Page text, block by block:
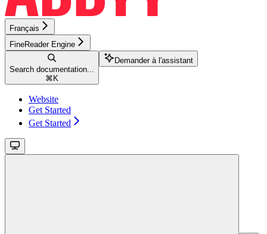
Français
FineReader Engine
Search documentation...
⌘ K
Demander à l'assistant
Website
Get Started
Get Started